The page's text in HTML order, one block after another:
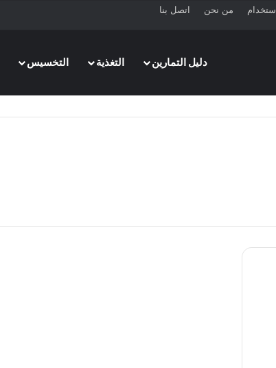
من نحن اتصل بنا
دليل التمارين
التغذية التخسيس